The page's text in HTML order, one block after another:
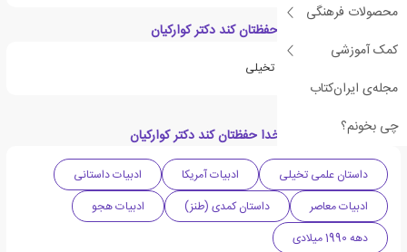
محصولات فرهنگی
کمک آموزشی
مجله‌ی ایران‌کتاب
چی بخونم؟
ویژگی های کتاب خدا حفظتان کند دکتر کوارکیان
یک مجموعه داستان کوتاه تخیلی
دسته بندی های کتاب خدا حفظتان کند دکتر کوارکیان
داستان علمی تخیلی ادبیات آمریکا
ادبیات داستانی
ادبیات معاصر
داستان کمدی (طنز)
ادبیات هجو
دهه 1990 میلادی